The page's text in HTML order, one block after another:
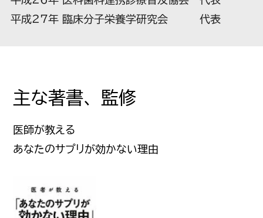
平成27年 臨床分子栄養学研究会 代表
主な著書、監修
医師が教える
あなたのサプリが効かない理由